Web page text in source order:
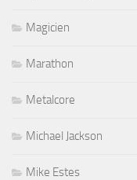
Magicien
Marathon
Metalcore
Michael Jackson
Mike Estes